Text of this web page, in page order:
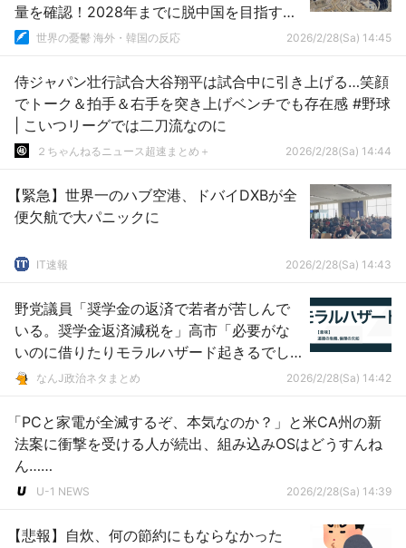
量を確認！2028年までに脱中国を目指す日
本の執念とその勝算」
世界の憂鬱 海外・韓国の反応 2026/2/28(Sa) 14:45
侍ジャパン壮行試合大谷翔平は試合中に引き上げる…笑顔
でトーク＆拍手＆右手を突き上げベンチでも存在感 #野球
| こいつリーグでは二刀流なのに
２ちゃんねるニュース超速まとめ＋ 2026/2/28(Sa) 14:44
【緊急】世界一のハブ空港、ドバイDXBが全
便欠航で大パニックに
IT速報 2026/2/28(Sa) 14:43
野党議員「奨学金の返済で若者が苦しんで
いる。奨学金返済減税を」高市「必要がな
いのに借りたりモラルハザード起きるでし
ょw」なんJ政治ネタまとめ 2026/2/28(Sa) 14:42
「PCと家電が全滅するぞ、本気なのか？」と米CA州の新
法案に衝撃を受ける人が続出、組み込みOSはどうすんね
ん……
U-1 NEWS 2026/2/28(Sa) 14:39
【悲報】自炊、何の節約にもならなかった